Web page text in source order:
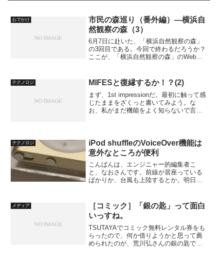
おでかけ
市民の森巡り（番外編）―横浜自
然観察の森（3）
6月7日に赴いた、「横浜自然観察の森」
の3回目である。今回で終わるだろうか？
ここが、「横浜自然観察の森」のWebサ
すごく大きな画像なので注意）。横浜自
然観察の森撮影：...
テクノロジ MIFESと復縁するか！？(2)
まず、1st impressionだ。最初に触って感
じたままをざくっと書いてみよう。な
お、私がまだ機能をよく知らないで言っ
テクノロジ
iPod shuffleのVoiceOver機能は
意外なところが便利
こんばんは、エンジニャー的編集者こ
と、なおさんです。前線が居座っている
ばかりか、台風も上陸するとか。明日の
2015年モデル）をさっそくトレーニング
で使用。実...
メディア
［コミック］「銀の匙」って面白
いっすね。
TSUTAYAでコミック無料レンタル券をも
らったので、何か借りようかと思って薦
められたのが、荒川弘さんの銀の匙で